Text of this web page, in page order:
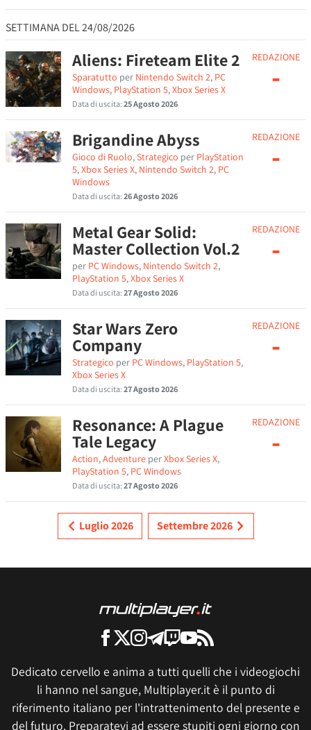
SETTIMANA DEL 24/08/2026
Aliens: Fireteam Elite 2
Sparatutto per Nintendo Switch 2, PC
Windows, PlayStation 5,Xbox Series X
Data di uscita:25 Agosto 2026
REDAZIONE
-
Brigandine Abyss
Gioco di Ruolo,Strategico per PlayStation
5,Xbox Series X, Nintendo Switch 2, PC
Windows
Data di uscita:26 Agosto 2026
REDAZIONE
-
Metal Gear Solid:
Master Collection Vol.2
per PC Windows, Nintendo Switch 2,
PlayStation 5,Xbox Series X
Data di uscita:27 Agosto 2026
REDAZIONE
-
Star Wars Zero
Company
Strategico per PC Windows, PlayStation 5,
Xbox Series X
Data di uscita:27 Agosto 2026
REDAZIONE
-
Resonance: A Plague
Tale Legacy
Action,Adventure perXbox Series X,
PlayStation 5, PC Windows
Data di uscita:27 Agosto 2026
REDAZIONE
-
Luglio 2026 Settembre 2026
Dedicato cervello e anima a tutti quelli che i videogiochi
li hanno nel sangue, Multiplayer.it è il punto di
riferimento italiano per l'intrattenimento del presente e
del futuro. Preparatevi ad essere stupiti ogni giorno con